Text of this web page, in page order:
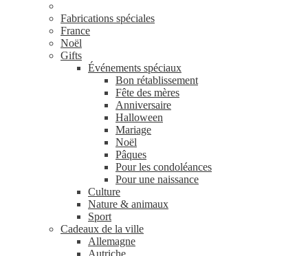
Fabrications spéciales
France
Noël
Gifts
Événements spéciaux
Bon rétablissement
Fête des mères
Anniversaire
Halloween
Mariage
Noël
Pâques
Pour les condoléances
Pour une naissance
Culture
Nature & animaux
Sport
Cadeaux de la ville
Allemagne
Autriche